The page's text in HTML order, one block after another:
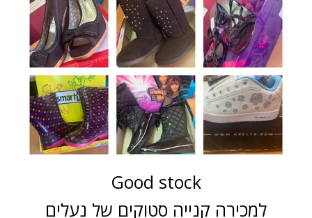
Good stock
למכירה קנייה סטוקים של נעלים